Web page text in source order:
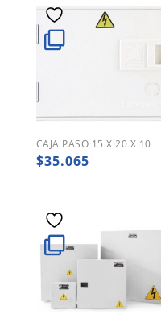
CAJA PASO 15 X 20 X 10
$35.065